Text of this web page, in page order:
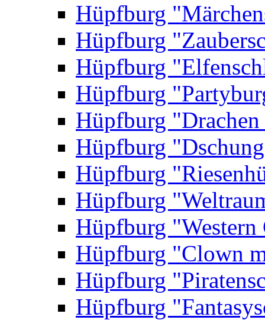
Hüpfburg
Hüpfburg
Hüpfburg
Hüpfburg
Hüpfburg
Hüpfburg
Hüpfburg
Hüpfburg
Hüpfburg
Hüpfburg "Clown
Hüpfburg
Hüpfburg